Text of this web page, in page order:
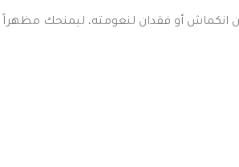
أو فقدان لنعومته، ليمنحك مظهراً